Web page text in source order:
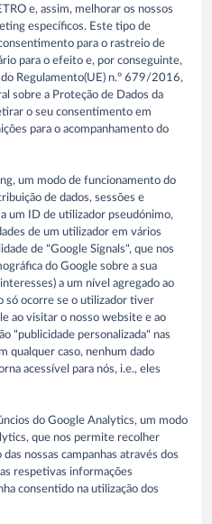
e, assim, melhorar os nossos
específicos. Este tipo de
para o rastreio de
para o efeito e, por conseguinte,
do Regulamento(UE) n.º 679/2016,
sobre a Proteção de Dados da
o seu consentimento em
para o acompanhamento do
um modo de funcionamento do
de dados, sessões e
um ID de utilizador pseudónimo,
de um utilizador em vários
de "Google Signals", que nos
do Google sobre a sua
a um nível agregado ao
só ocorre se o utilizador tiver
ao visitar o nosso website e ao
"publicidade personalizada" nas
qualquer caso, nenhum dado
acessível para nós, i.e., eles
do Google Analytics, um modo
que nos permite recolher
nossas campanhas através dos
respetivas informações
consentido na utilização dos